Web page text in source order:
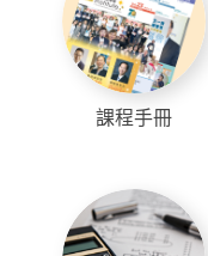
課程手冊